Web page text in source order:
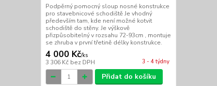
Podpěrný pomocný sloup nosné konstrukce
pro stavebnicové schodiště Je vhodný
především tam, kde není možné kotvit
schodiště do stěny. Je výškově
přizpůsobitelný v rozsahu 72-93cm , montuje
se zhruba v první třetině délky konstrukce.
4 000 Kč/ks
3 306 Kč bez DPH 3 - 4 týdny
Přidat do košíku